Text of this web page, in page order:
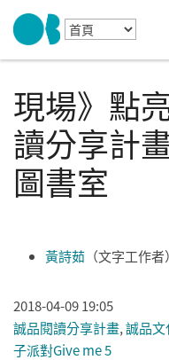
Skip to navigation
移至主內容
現場》點
讀分享計
圖書室
黃詩茹 （文字工作者）
2018-04-09 19:05
誠品閱讀分享計畫,誠品
子派對Give me 5